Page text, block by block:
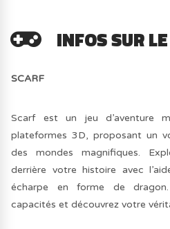
INFOS SUR
SCARF
Scarf est un jeu d’aventure
plateformes 3D, proposant un
des mondes magnifiques.
derrière votre histoire avec
écharpe en forme de
capacités et découvrez votre